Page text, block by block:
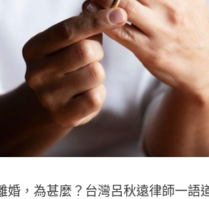
婚，為甚麼？台灣呂秋遠律師一語